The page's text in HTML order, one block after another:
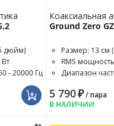
дюйм)
- 20000 Гц
Коаксиальная
Ground Zero
Размер: 13 см
RMS
Диапазон
5 790₽/ пара
В НАЛИЧИИ